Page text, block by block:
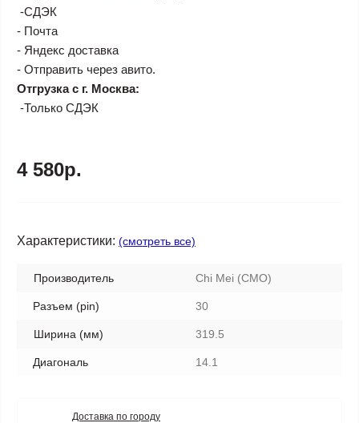
-СДЭК
- Почта
- Яндекс доставка
- Отправить через авито.
Отгрузка с г. Москва:
-Только СДЭК
4 580р.
Характеристики: (смотреть все)
Производитель Chi Mei (CMO)
Разъем (pin) 30
Ширина (мм) 319.5
Диагональ 14.1
Доставка по городу